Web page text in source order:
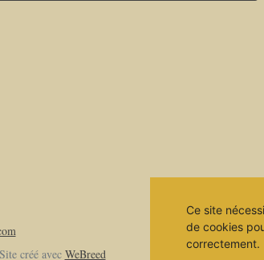
créé avec WeBreed
Ce site
de cookies
correctement.